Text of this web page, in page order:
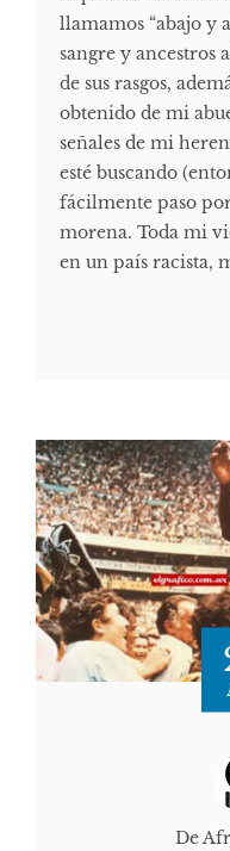
llamamos “abajo y
sangre y ancestros
de sus rasgos,
obtenido de mi
señales de mi
esté buscando
fácilmente paso
morena. Toda mi
en un país racista,
De